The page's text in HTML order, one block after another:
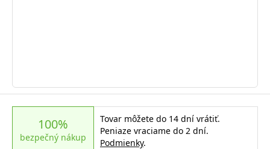
100%
bezpečný nákup
Tovar môžete do 14 dní vrátiť.
Peniaze vraciame do 2 dní.
Podmienky.